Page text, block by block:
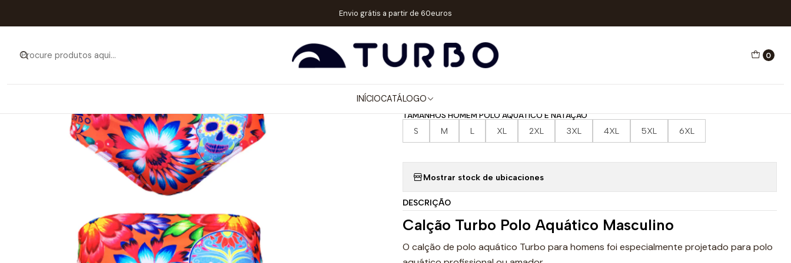
0
INÍCIOCATÁLOGO
Envio grátis a partir de 60euros
CALÇÕES WP / NATAÇÃO CALÇÃO POLO AQUÁTICO E NATAÇÃO FRESH SKULL
CALÇÃO POLO AQUÁTICO E NATAÇÃO
FRESH SKULL
TAMANHOS HOMEM POLO AQUÁTICO E NATAÇÃO
S M L XL 2XL 3XL 4XL 5XL 6XL
Mostrar stock de ubicaciones
DESCRIÇÃO
Calção Turbo Polo Aquático Masculino
O calção de polo aquático Turbo para homens foi especialmente projetado para polo